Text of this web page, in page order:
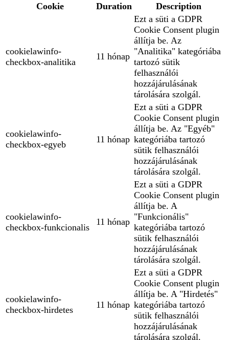
Cookie
Duration Description
cookielawinfo-
checkbox-analitika
11 hónap
Ezt a süti a GDPR
Cookie Consent plugin
állítja be. Az
"Analitika" kategóriába
tartozó sütik
felhasználói
hozzájárulásának
tárolására szolgál.
cookielawinfo-
checkbox-egyeb
11 hónap
Ezt a süti a GDPR
Cookie Consent plugin
állítja be. Az "Egyéb"
kategóriába tartozó
sütik felhasználói
hozzájárulásának
tárolására szolgál.
cookielawinfo-
checkbox-funkcionalis
11 hónap
Ezt a süti a GDPR
Cookie Consent plugin
állítja be. A
"Funkcionális"
kategóriába tartozó
sütik felhasználói
hozzájárulásának
tárolására szolgál.
cookielawinfo-
checkbox-hirdetes
11 hónap
Ezt a süti a GDPR
Cookie Consent plugin
állítja be. A "Hirdetés"
kategóriába tartozó
sütik felhasználói
hozzájárulásának
tárolására szolgál.